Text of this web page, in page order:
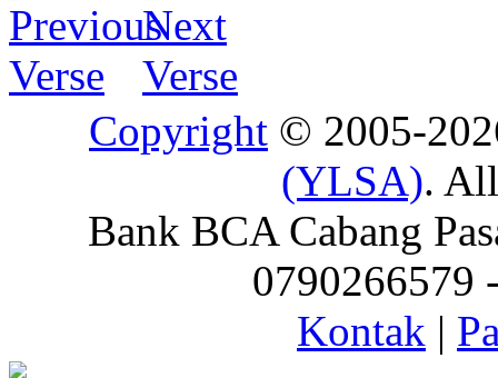
Copyright © 2005-
(YLSA).
Bank BCA Cabang
0790266579
Kontak |